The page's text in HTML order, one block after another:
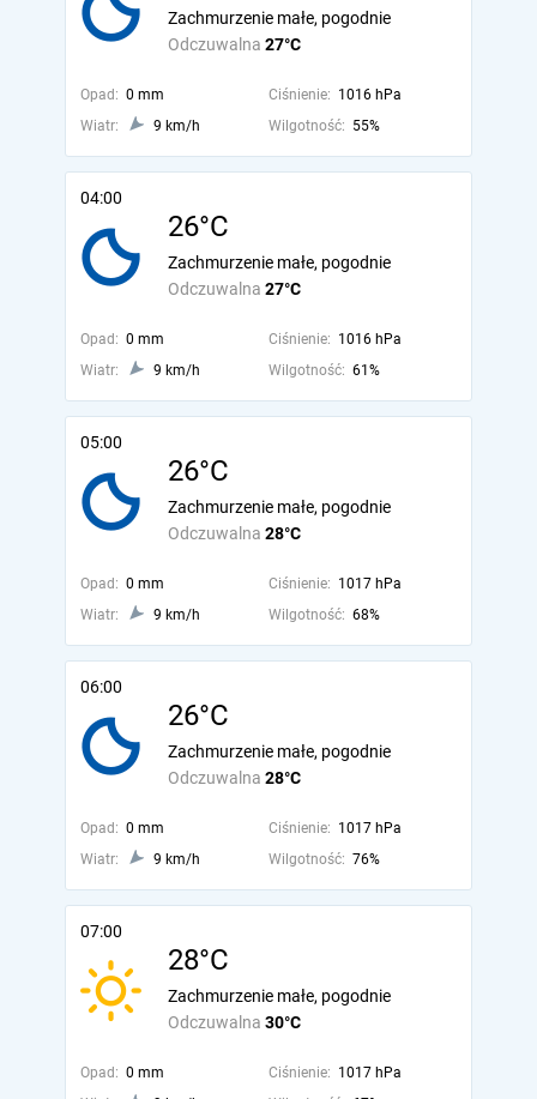
Odczuwalna 27°C
Zachmurzenie małe, pogodnie
Opad: 0 mm Ciśnienie: 1016 hPa
Wiatr:
9 km/h Wilgotność: 55%
04:00
26°C
Odczuwalna 27°C
Zachmurzenie małe, pogodnie
Opad: 0 mm Ciśnienie: 1016 hPa
Wiatr:
9 km/h Wilgotność: 61%
05:00
26°C
Odczuwalna 28°C
Zachmurzenie małe, pogodnie
Opad: 0 mm Ciśnienie: 1017 hPa
Wiatr:
9 km/h Wilgotność: 68%
06:00
26°C
Odczuwalna 28°C
Zachmurzenie małe, pogodnie
Opad: 0 mm Ciśnienie: 1017 hPa
Wiatr:
9 km/h Wilgotność: 76%
07:00
28°C
Odczuwalna 30°C
Zachmurzenie małe, pogodnie
Opad: 0 mm Ciśnienie: 1017 hPa